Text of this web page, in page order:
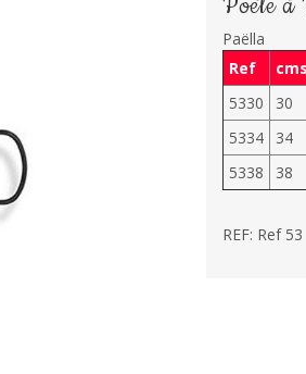
Paëlla
Ref
cms
5330
30
5334
34
5338
38
REF: Ref 53